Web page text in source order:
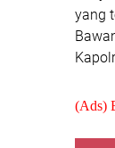
yang
(Ads)